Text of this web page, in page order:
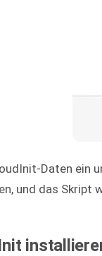
Daten ein
und das